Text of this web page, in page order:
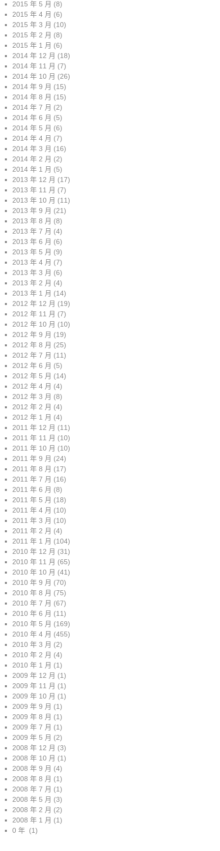
2015 年 5 月 (8)
2015 年 4 月 (6)
2015 年 3 月 (10)
2015 年 2 月 (8)
2015 年 1 月 (6)
2014 年 12 月 (18)
2014 年 11 月 (7)
2014 年 10 月 (26)
2014 年 9 月 (15)
2014 年 8 月 (15)
2014 年 7 月 (2)
2014 年 6 月 (5)
2014 年 5 月 (6)
2014 年 4 月 (7)
2014 年 3 月 (16)
2014 年 2 月 (2)
2014 年 1 月 (5)
2013 年 12 月 (17)
2013 年 11 月 (7)
2013 年 10 月 (11)
2013 年 9 月 (21)
2013 年 8 月 (8)
2013 年 7 月 (4)
2013 年 6 月 (6)
2013 年 5 月 (9)
2013 年 4 月 (7)
2013 年 3 月 (6)
2013 年 2 月 (4)
2013 年 1 月 (14)
2012 年 12 月 (19)
2012 年 11 月 (7)
2012 年 10 月 (10)
2012 年 9 月 (19)
2012 年 8 月 (25)
2012 年 7 月 (11)
2012 年 6 月 (5)
2012 年 5 月 (14)
2012 年 4 月 (4)
2012 年 3 月 (8)
2012 年 2 月 (4)
2012 年 1 月 (4)
2011 年 12 月 (11)
2011 年 11 月 (10)
2011 年 10 月 (10)
2011 年 9 月 (24)
2011 年 8 月 (17)
2011 年 7 月 (16)
2011 年 6 月 (8)
2011 年 5 月 (18)
2011 年 4 月 (10)
2011 年 3 月 (10)
2011 年 2 月 (4)
2011 年 1 月 (104)
2010 年 12 月 (31)
2010 年 11 月 (65)
2010 年 10 月 (41)
2010 年 9 月 (70)
2010 年 8 月 (75)
2010 年 7 月 (67)
2010 年 6 月 (11)
2010 年 5 月 (169)
2010 年 4 月 (455)
2010 年 3 月 (2)
2010 年 2 月 (4)
2010 年 1 月 (1)
2009 年 12 月 (1)
2009 年 11 月 (1)
2009 年 10 月 (1)
2009 年 9 月 (1)
2009 年 8 月 (1)
2009 年 7 月 (1)
2009 年 5 月 (2)
2008 年 12 月 (3)
2008 年 10 月 (1)
2008 年 9 月 (4)
2008 年 8 月 (1)
2008 年 7 月 (1)
2008 年 5 月 (3)
2008 年 2 月 (2)
2008 年 1 月 (1)
0 年 (1)